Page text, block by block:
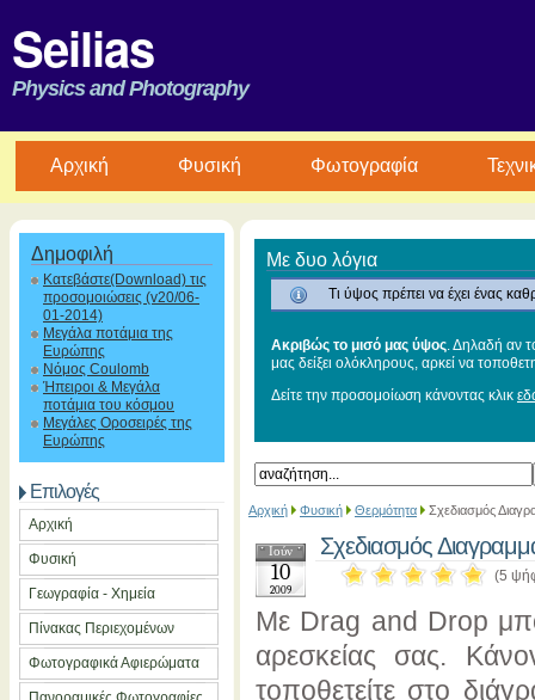
Seilias
Physics and Photography
Aρχική Φυσική Φωτογραφία
Δημοφιλή
Κατεβάστε(Download) τις
προσομοιώσεις (v20/06-
01-2014)
Μεγάλα ποτάμια της
Ευρώπης
Νόμος Coulomb
Ήπειροι & Μεγάλα
ποτάμια του κόσμου
Μεγάλες Οροσειρές της
Ευρώπης
Επιλογές
Αρχική
Φυσική
Γεωγραφία - Χημεία
Πίνακας Περιεχομένων
Φωτογραφικά Αφιερώματα
Με δυο λόγια
Τι ύψος πρέπει να έχει ένας
Ακριβώς το μισό μας ύψος. Δηλαδή αν
μας δείξει ολόκληρους, αρκεί να
Δείτε την προσομοίωση κάνοντας κλικ
Αρχική Φυσική Θερμότητα Σχεδιασμός
Ιούν
10
2009
Σχεδιασμός
(5
Με Drag and Drop
αρεσκείας σας.
τοποθετείτε στο